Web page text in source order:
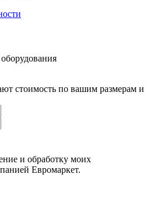
оборудования
стоимость по вашим размерам и
и обработку моих
Евромаркет.